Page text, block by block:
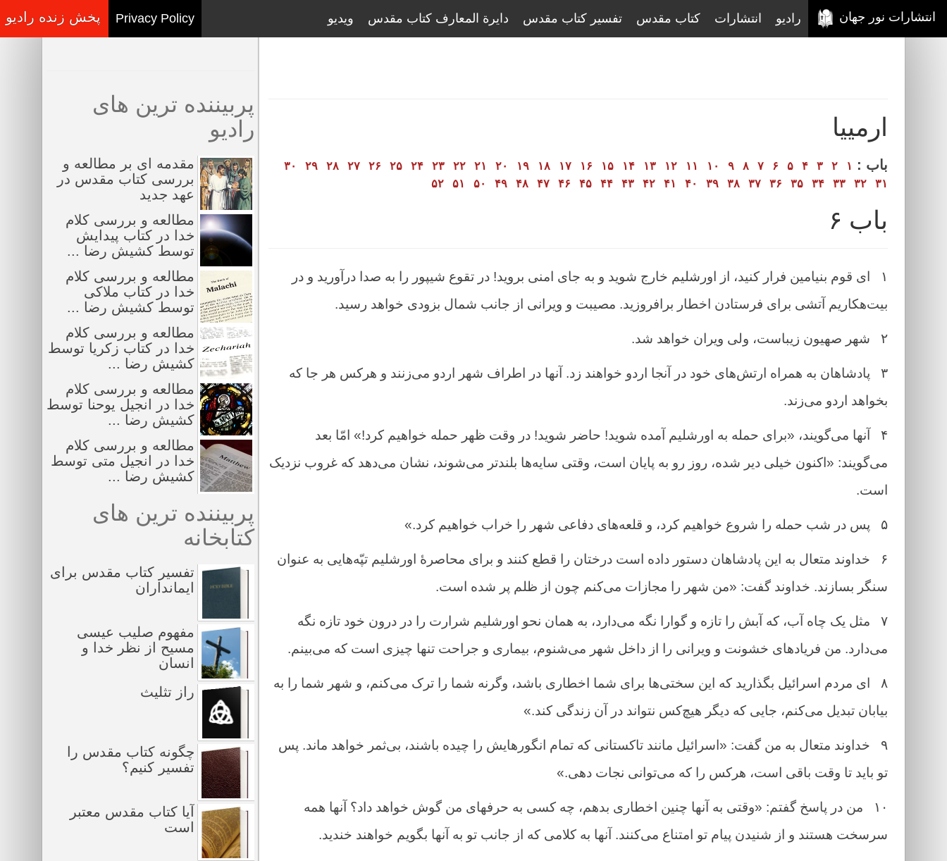
انتشارات نور جهان رادیو انتشارات کتاب مقدس تفسیر کتاب مقدس دایرة المعارف کتاب مقدس ویدیو پخش زنده رادیو Privacy Policy
ارمييا
باب : ۱ ۲ ۳ ۴ ۵ ۶ ۷ ۸ ۹ ۱۰ ۱۱ ۱۲ ۱۳ ۱۴ ۱۵ ۱۶ ۱۷ ۱۸ ۱۹ ۲۰ ۲۱ ۲۲ ۲۳ ۲۴ ۲۵ ۲۶ ۲۷ ۲۸ ۲۹
۳۰
۳۱
۳۲ ۳۳ ۳۴ ۳۵ ۳۶ ۳۷ ۳۸ ۳۹ ۴۰ ۴۱ ۴۲ ۴۳ ۴۴ ۴۵ ۴۶ ۴۷ ۴۸ ۴۹ ۵۰ ۵۱ ۵۲
باب ۶
۱
ای قوم بنیامین فرار کنید، از اورشلیم خارج شوید و به جای امنی بروید! در تقوع شیپور را به صدا درآورید و در
بیت‌هکاریم آتشی برای فرستادن اخطار برافروزید. مصیبت و ویرانی از جانب شمال بزودی خواهد رسید.
۲ شهر صهیون زیباست، ولی ویران خواهد شد.
۳
پادشاهان به همراه ارتش‌های خود در آنجا اردو خواهند زد. آنها در اطراف شهر اردو می‌زنند و هرکس هر جا که
بخواهد اردو می‌زند.
۴
آنها می‌گویند، «برای حمله به اورشلیم آمده شوید! حاضر شوید! در وقت ظهر حمله خواهیم کرد!» امّا بعد
می‌گویند: «اکنون خیلی دیر شده، روز رو به پایان است، وقتی سایه‌ها بلند‌تر می‌شوند، نشان می‌دهد که غروب نزدیک
است.
۵ پس در شب حمله را شروع خواهیم کرد، و قلعه‌های دفاعی شهر را خراب خواهیم کرد.»
۶
خداوند متعال به این پادشاهان دستور داده است درختان را قطع کنند و برای محاصرهٔ اورشلیم تپّه‌هایی به عنوان
سنگر بسازند. خداوند گفت: «من شهر را مجازات می‌کنم چون از ظلم پر شده است.
۷
مثل یک چاه آب، که آبش را تازه و گوارا نگه می‌دارد، به همان نحو اورشلیم شرارت را در درون خود تازه نگه
می‌دارد. من فریادهای خشونت و ویرانی را از داخل شهر می‌شنوم، بیماری و جراحت تنها چیزی است که می‌بینم.
۸
ای مردم اسرائیل بگذارید که این سختی‌‌ها برای شما اخطاری باشد، وگرنه شما را ترک می‌کنم، و شهر شما را به
بیابان تبدیل می‌کنم، جایی که دیگر هیچ‌کس نتواند در آن زندگی کند.»
۹
خداوند متعال به من گفت: «اسرائیل مانند تاکستانی که تمام انگورهایش را چیده باشند، بی‌ثمر خواهد ماند. پس
تو باید تا وقت باقی است، هرکس را که می‌توانی نجات دهی.»
۱۰
من در پاسخ گفتم: «وقتی به آنها چنین اخطاری بدهم، چه کسی به حرفهای من گوش خواهد داد؟ آنها همه
سرسخت هستند و از شنیدن پیام تو امتناع می‌کنند. آنها به کلامی که از جانب تو به آنها بگویم خواهند خندید.
پربیننده ترین های
رادیو
مقدمه ای بر مطالعه و
بررسی کتاب مقدس در
عهد جدید
مطالعه و بررسی کلام
خدا در کتاب پیدایش
توسط کشیش رضا ...
مطالعه و بررسی کلام
خدا در کتاب ملاکی
توسط کشیش رضا ...
مطالعه و بررسی کلام
خدا در کتاب زکریا توسط
کشیش رضا ...
مطالعه و بررسی کلام
خدا در انجیل یوحنا توسط
کشیش رضا ...
مطالعه و بررسی کلام
خدا در انجیل متی توسط
کشیش رضا ...
پربیننده ترین های
کتابخانه
تفسیر کتاب مقدس برای
ایمانداران
مفهوم صلیب عیسی
مسیح از نظر خدا و
انسان
راز تثلیث
چگونه کتاب مقدس را
تفسیر کنیم؟
آیا کتاب مقدس معتبر
است